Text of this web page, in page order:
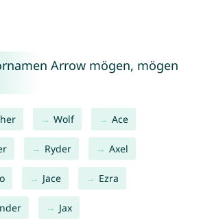
Arrow mögen, mögen
Wolf Ace
Ryder Axel
Jace Ezra
Jax